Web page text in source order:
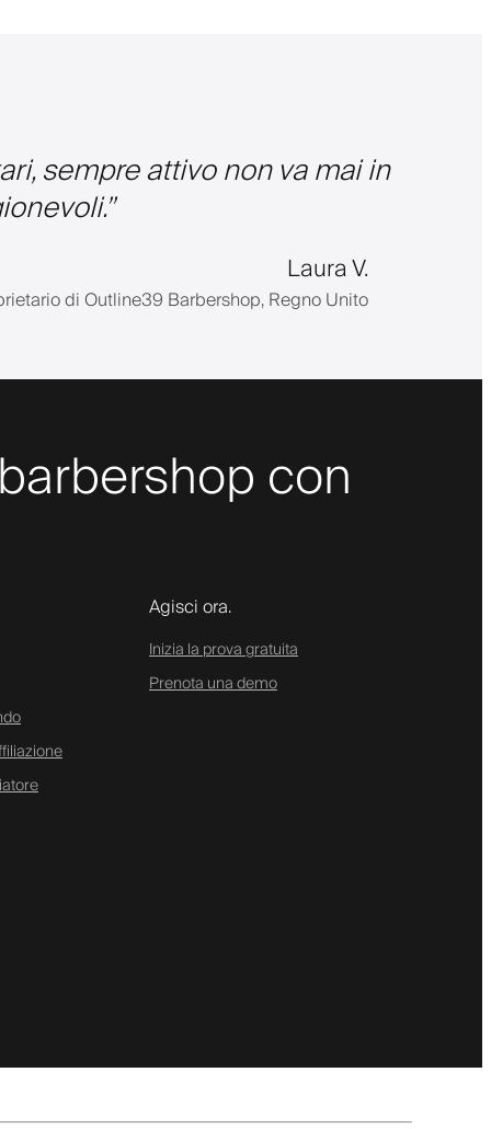
sempre attivo non va mai in
”
Laura V.
di Outline39 Barbershop, Regno Unito
con
Agisci ora.
Inizia la prova gratuita
Prenota una demo